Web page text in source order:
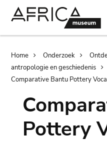
Home Onderzoek
antropologie en geschiedenis
Comparative Bantu Pottery
Pottery